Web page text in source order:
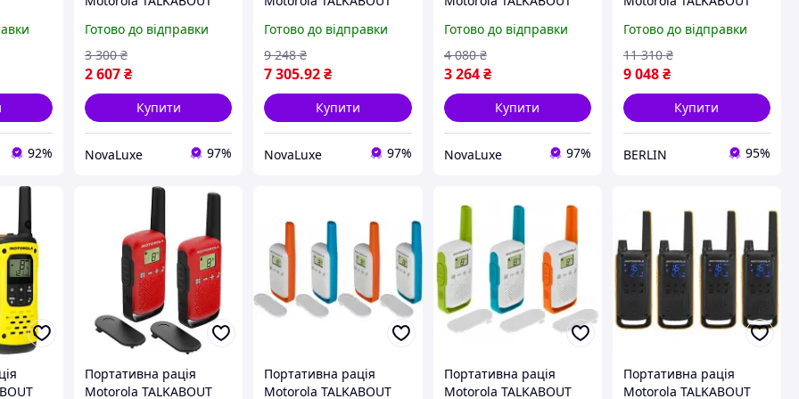
-
92%
(B4P00811RDKMAW)
Готово до відправки
2 607₴
3 300 ₴
Купити
NovaLuxe 97%
Yellow Black
(5031753007171)
Готово до відправки
7 305.92₴
9 248 ₴
Купити
NovaLuxe 97%
(B4P00811MDKMAW)
Готово до відправки
3 264 ₴
4 080 ₴
Купити
NovaLuxe 97%
Yellow Black
5031753007218 berlin
Готово до відправки
9 048₴
11 310 ₴
Купити
BERLIN 95%
Портативна рація
Motorola TALKABOUT
Портативна рація
Motorola TALKABOUT
Портативна рація
Motorola TALKABOUT
Портативна рація
Motorola TALKABOUT